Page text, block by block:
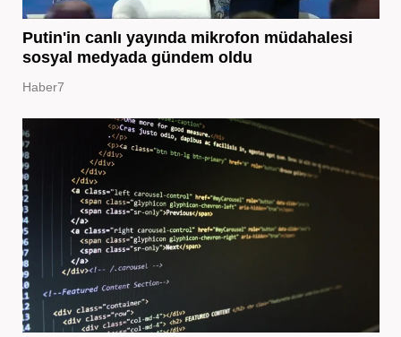
Putin'in canlı yayında mikrofon müdahalesi
sosyal medyada gündem oldu
Haber7